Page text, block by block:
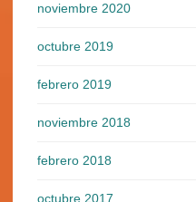
noviembre 2020
octubre 2019
febrero 2019
noviembre 2018
febrero 2018
octubre 2017